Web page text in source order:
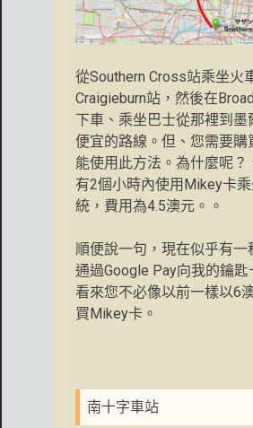
從Southern Cross站乘坐火
Craigieburn站，然後在
下車、乘坐巴士從那裡到墨
便宜的路線。但、您需要購
能使用此方法。為什麼呢？
有2個小時內使用Mikey卡
統，費用為4.5澳元。。
順便說一句，現在似乎有一
通過Google Pay向我的鑰匙
看來您不必像以前一樣以6
買Mikey卡。
南十字車站